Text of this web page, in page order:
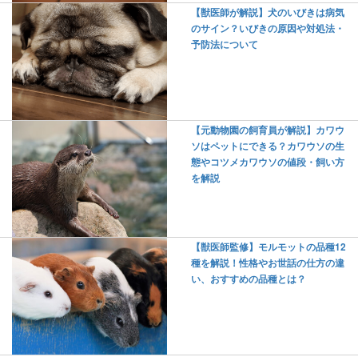
【獣医師が解説】犬のいびきは病気
のサイン？いびきの原因や対処法・
予防法について
【元動物園の飼育員が解説】カワウ
ソはペットにできる？カワウソの生
態やコツメカワウソの値段・飼い方
を解説
【獣医師監修】モルモットの品種12
種を解説！性格やお世話の仕方の違
い、おすすめの品種とは？